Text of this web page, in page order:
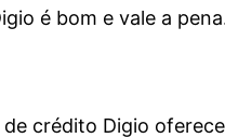
é bom e vale a
crédito Digio